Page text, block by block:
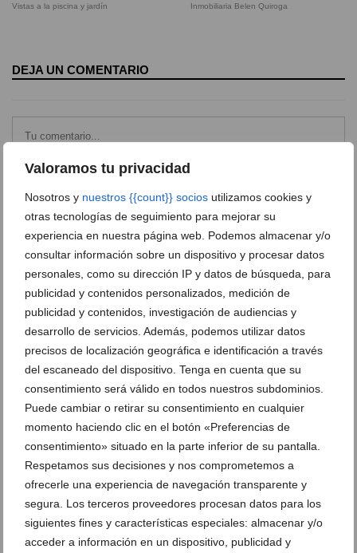
Valoramos tu privacidad
Nosotros y nuestros {{count}} socios utilizamos cookies y
otras tecnologías de seguimiento para mejorar su
experiencia en nuestra página web. Podemos almacenar y/o
consultar información sobre un dispositivo y procesar datos
personales, como su dirección IP y datos de búsqueda, para
publicidad y contenidos personalizados, medición de
publicidad y contenidos, investigación de audiencias y
desarrollo de servicios. Además, podemos utilizar datos
precisos de localización geográfica e identificación a través
del escaneado del dispositivo. Tenga en cuenta que su
consentimiento será válido en todos nuestros subdominios.
Puede cambiar o retirar su consentimiento en cualquier
momento haciendo clic en el botón «Preferencias de
consentimiento» situado en la parte inferior de su pantalla.
Respetamos sus decisiones y nos comprometemos a
ofrecerle una experiencia de navegación transparente y
segura. Los terceros proveedores procesan datos para los
siguientes fines y características especiales: almacenar y/o
acceder a información en un dispositivo, publicidad y
Vistas a la piscina y jardín Inmobiliaria Belen Quiroga
DEJA UN COMENTARIO
Ver promociones
Ver sorteos